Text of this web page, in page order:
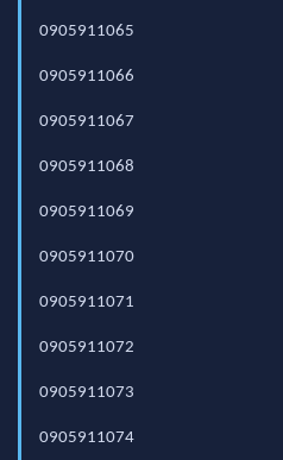
0905911065
0905911066
0905911067
0905911068
0905911069
0905911070
0905911071
0905911072
0905911073
0905911074